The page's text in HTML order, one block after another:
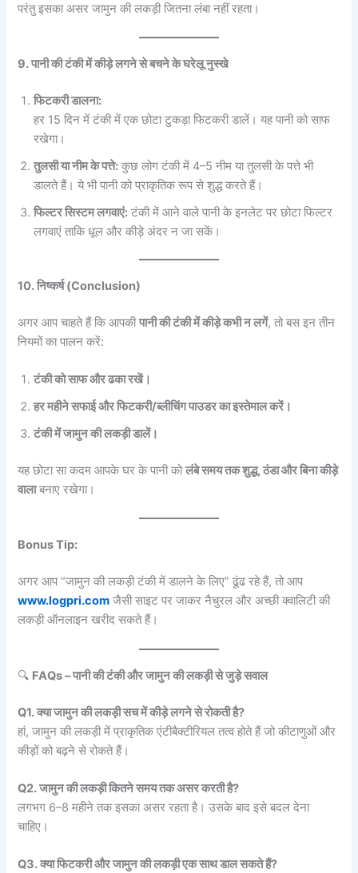
परंतु इसका असर जामुन की लकड़ी जितना लंबा नहीं रहता।
9. पानी की टंकी में कीड़े लगने से बचने के घरेलू नुस्खे
फिटकरी डालना:
हर 15 दिन में टंकी में एक छोटा टुकड़ा फिटकरी डालें। यह पानी को साफ
रखेगा।
तुलसी या नीम के पत्ते: कुछ लोग टंकी में 4–5 नीम या तुलसी के पत्ते भी
डालते हैं। ये भी पानी को प्राकृतिक रूप से शुद्ध करते हैं।
फिल्टर सिस्टम लगवाएं: टंकी में आने वाले पानी के इनलेट पर छोटा फिल्टर
लगवाएं ताकि धूल और कीड़े अंदर न जा सकें।
10. निष्कर्ष (Conclusion)
अगर आप चाहते हैं कि आपकीपानी की टंकी में कीड़े कभी न लगें, तो बस इन तीन
नियमों का पालन करें:
टंकी को साफ और ढका रखें।
हर महीने सफाई और फिटकरी/ब्लीचिंग पाउडर का इस्तेमाल करें।
टंकी में जामुन की लकड़ी डालें।
यह छोटा सा कदम आपके घर के पानी कोलंबे समय तक शुद्ध, ठंडा और बिना कीड़े
वालाबनाए रखेगा।
Bonus Tip:
अगर आप “जामुन की लकड़ी टंकी में डालने के लिए” ढूंढ रहे हैं, तो आप
www.logpri.com जैसी साइट पर जाकर नैचुरल और अच्छी क्वालिटी की
लकड़ी ऑनलाइन खरीद सकते हैं।
🔍 FAQs – पानी की टंकी और जामुन की लकड़ी से जुड़े सवाल
Q1. क्या जामुन की लकड़ी सच में कीड़े लगने से रोकती है?
हां, जामुन की लकड़ी में प्राकृतिक एंटीबैक्टीरियल तत्व होते हैं जो कीटाणुओं और
कीड़ों को बढ़ने से रोकते हैं।
Q2. जामुन की लकड़ी कितने समय तक असर करती है?
लगभग 6–8 महीने तक इसका असर रहता है। उसके बाद इसे बदल देना
चाहिए।
Q3. क्या फिटकरी और जामुन की लकड़ी एक साथ डाल सकते हैं?